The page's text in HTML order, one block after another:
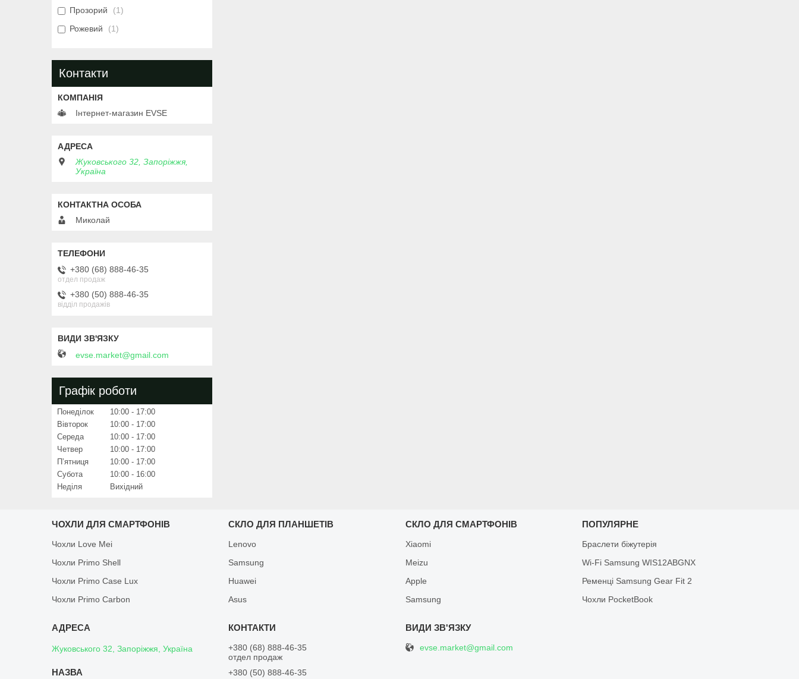
Прозорий
1
Рожевий
1
Контакти
Інтернет-магазин EVSE
Жуковського 32, Запоріжжя,
Україна
Миколай
+380 (68) 888-46-35
отдел продаж
+380 (50) 888-46-35
відділ продажів
evse.market@gmail.com
Графік роботи
Понеділок 10:00
17:00
Вівторок
10:00
17:00
Середа
10:00
17:00
Четвер
10:00
17:00
Пʼятниця
10:00
17:00
Субота
10:00
16:00
Неділя
Вихідний
ЧОХЛИ ДЛЯ СМАРТФОНІВ
Чохли Love Mei
Чохли Primo Shell
Чохли Primo Case Lux
Чохли Primo Carbon
СКЛО ДЛЯ ПЛАНШЕТІВ
Lenovo
Samsung
Huawei
Asus
СКЛО ДЛЯ СМАРТФОНІВ
Xiaomi
Meizu
Apple
Samsung
ПОПУЛЯРНЕ
Браслети біжутерія
Wi-Fi Samsung WIS12ABGNX
Ременці Samsung Gear Fit 2
Чохли PocketBook
Жуковського 32, Запоріжжя, Україна
+380 (68) 888-46-35
отдел продаж
+380 (50) 888-46-35
evse.market@gmail.com